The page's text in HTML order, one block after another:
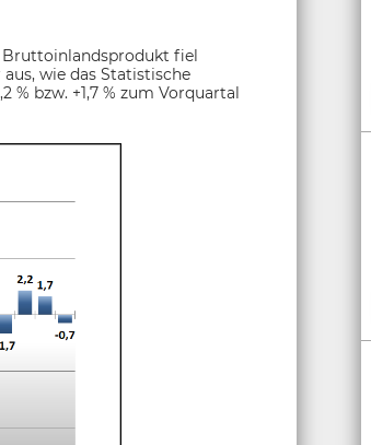
Bruttoinlandsprodukt fiel
wie das Statistische
bzw. +1,7 % zum Vorquartal